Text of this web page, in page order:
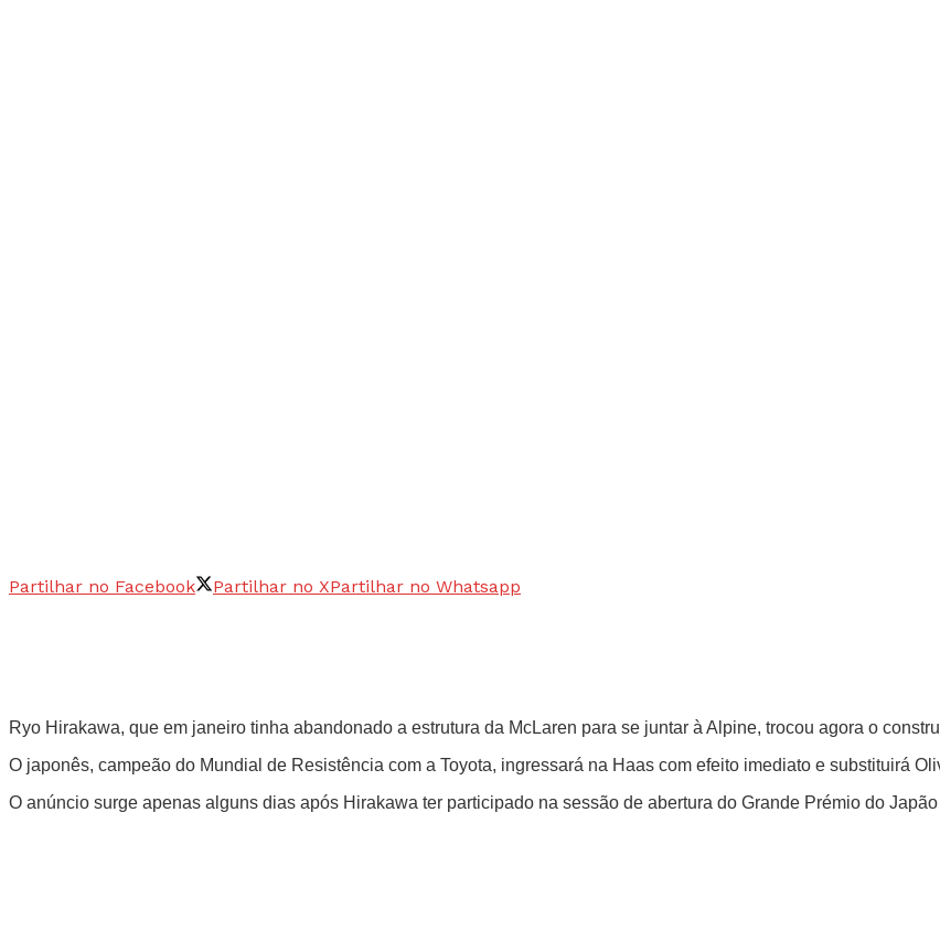
Partilhar no Facebook Partilhar no XPartilhar no Whatsapp
Ryo Hirakawa, que em janeiro tinha abandonado a estrutura da McLaren para se juntar à Alpine, trocou agora o
O japonês, campeão do Mundial de Resistência com a Toyota, ingressará na Haas com efeito imediato e substituirá
O anúncio surge apenas alguns dias após Hirakawa ter participado na sessão de abertura do Grande Prémio do